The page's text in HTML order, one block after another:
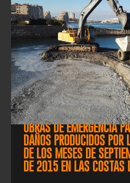
OBRAS DE EMERGENCIA
DAÑOS PRODUCIDOS POR
DE LOS MESES DE
DE 2015 EN LAS COSTAS